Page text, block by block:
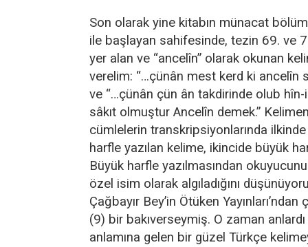
Son olarak yine kitabın münacat
ile başlayan sahifesinde, tezin 69. ve
yer alan ve “ancelîn” olarak okunan
verelim: “…çünân mest kerd ki ancelîn
ve “…çünân çün ân takdirinde olub
sâkıt olmuştur Ancelîn demek.”
cümlelerin transkripsiyonlarında
harfle yazılan kelime, ikincide büyük
Büyük harfle yazılmasından
özel isim olarak algıladığını
Çağbayır Bey’in Ötüken
(9) bir bakıverseymiş. O zaman anlardı
anlamına gelen bir güzel Türkçe